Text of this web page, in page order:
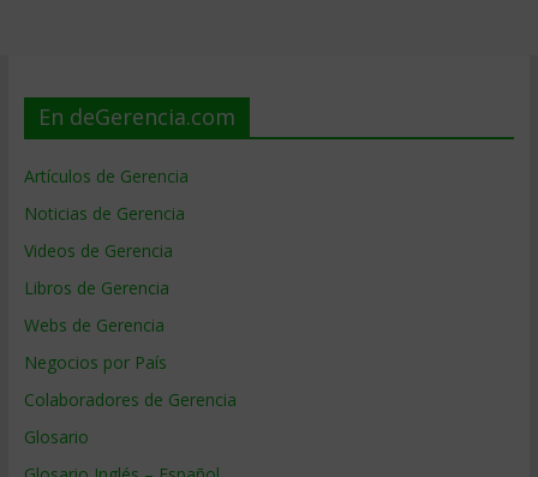
En deGerencia.com
Artículos de Gerencia
Noticias de Gerencia
Videos de Gerencia
Libros de Gerencia
Webs de Gerencia
Negocios por País
Colaboradores de Gerencia
Glosario